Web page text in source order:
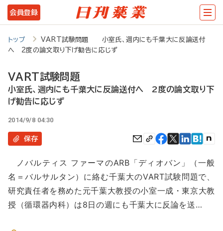
メ
イ
ン
テ
ツ
に
会員登録
トップ
VART試験問題 小室氏、週内にも千葉大に反論送付
へ 2度の論文取り下げ勧告に応じず
VART試験問題
小室氏、週内にも千葉大に反論送付へ 2度の論文取り下
げ勧告に応じず
2014/9/8 04:30
保存
ノバルティス ファーマのARB「ディオバン」（一般
名＝バルサルタン）に絡む千葉大のVART試験問題で、
研究責任者を務めた元千葉大教授の小室一成・東京大教
授（循環器内科）は8日の週にも千葉大に反論を送…